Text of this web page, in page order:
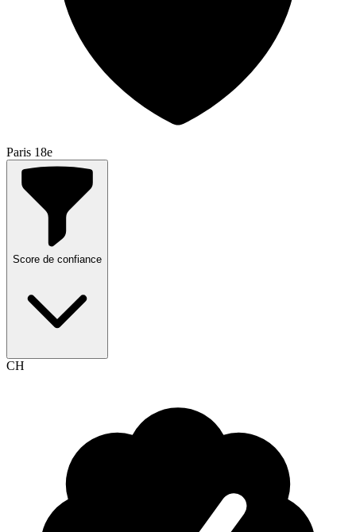
Paris 18e
Score de confiance
CH